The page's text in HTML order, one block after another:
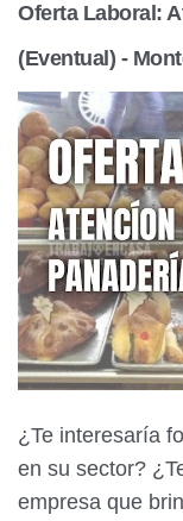
Oferta Laboral:
(Eventual) -
¿Te interesaría
en su sector?
empresa que